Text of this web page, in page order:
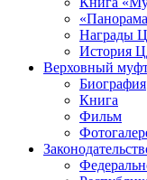
Награды
История
Верховный
Биография
Книга
Фильм